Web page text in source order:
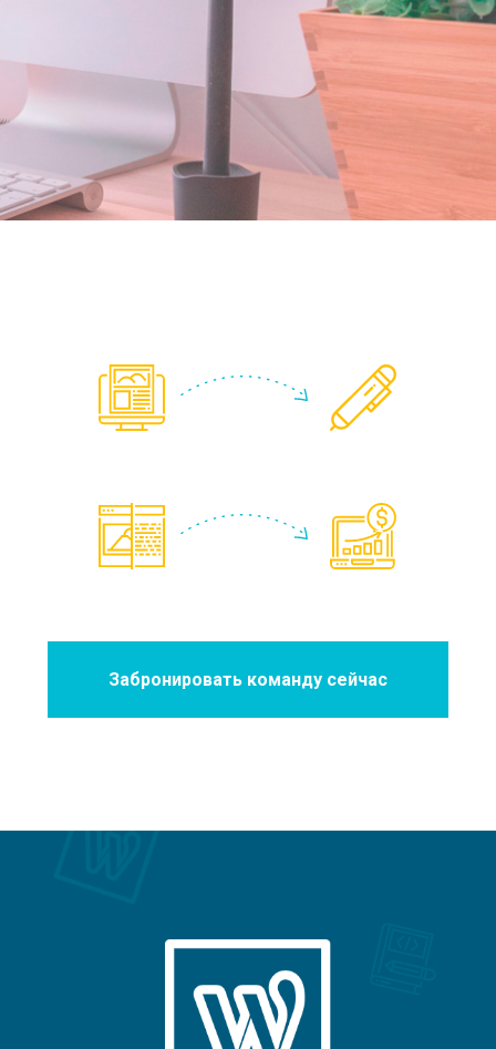
Забронировать команду сейчас